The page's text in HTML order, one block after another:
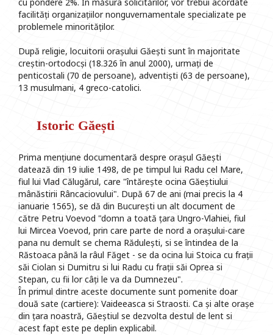
facilități organizațiilor nonguvernamentale specializate pe
problemele minorităților.
După religie, locuitorii orașului Găești sunt în majoritate
creștin-ortodocși (18.326 în anul 2000), urmați de
penticostali (70 de persoane), adventiști (63 de persoane),
13 musulmani, 4 greco-catolici.
Istoric Găești
Prima mențiune documentară despre orașul Găești
datează din 19 iulie 1498, de pe timpul lui Radu cel Mare,
fiul lui Vlad Călugărul, care "întărește ocina Găeștiului
mânăstirii Râncaciovului". După 67 de ani (mai precis la 4
ianuarie 1565), se dă din București un alt document de
către Petru Voevod "domn a toată țara Ungro-Vlahiei, fiul
lui Mircea Voevod, prin care parte de nord a orașului-care
pana nu demult se chema Rădulești, si se întindea de la
Răstoaca până la râul Făget - se da ocina lui Stoica cu frații
săi Ciolan si Dumitru si lui Radu cu frații săi Oprea si
Stepan, cu fii lor câți le va da Dumnezeu".
În primul dintre aceste documente sunt pomenite doar
două sate (cartiere): Vaideeasca si Straosti. Ca și alte orașe
din țara noastră, Găeștiul se dezvolta destul de lent si
acest fapt este pe deplin explicabil.